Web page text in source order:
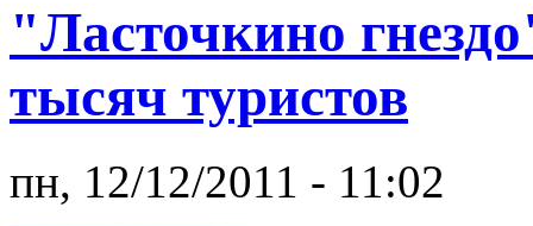
"Ласточкино
тысяч туристов
пн, 12/12/2011 - 11:02